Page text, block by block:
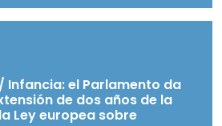
Infancia: el Parlamento da
de dos años de la
Ley europea sobre